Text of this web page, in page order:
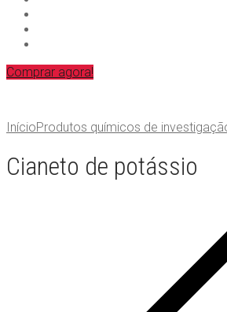
Comprar agora!
InícioProdutos químicos de
Cianeto de potássio